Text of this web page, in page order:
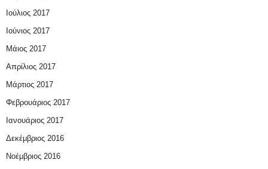
Ιούλιος 2017
Ιούνιος 2017
Μάιος 2017
Απρίλιος 2017
Μάρτιος 2017
Φεβρουάριος 2017
Ιανουάριος 2017
Δεκέμβριος 2016
Νοέμβριος 2016